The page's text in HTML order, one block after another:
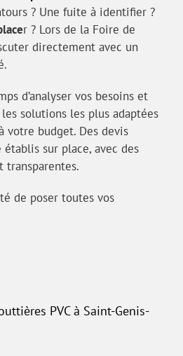
? Une fuite à identifier ?
r ? Lors de la Foire de
directement avec un
d’analyser vos besoins et
solutions les plus adaptées
votre budget. Des devis
sur place, avec des
de poser toutes vos
PVC à Saint-Genis-